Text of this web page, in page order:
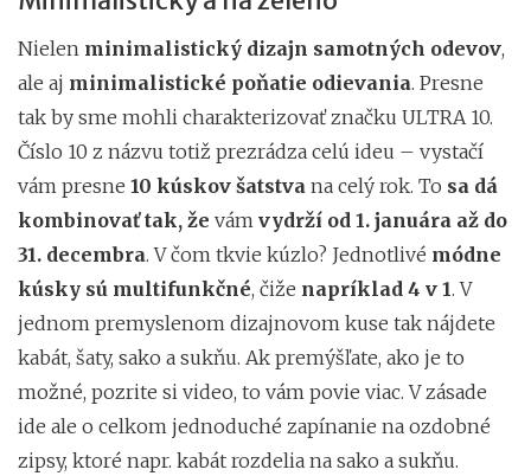
Nielen minimalistický dizajn samotných odevov,
ale aj minimalistické poňatie odievania. Presne
tak by sme mohli charakterizovať značku ULTRA 10.
Číslo 10 z názvu totiž prezrádza celú ideu – vystačí
vám presne 10 kúskov šatstva na celý rok. To sa dá
kombinovať tak, že vám vydrží od 1. januára až do
31. decembra. V čom tkvie kúzlo? Jednotlivé módne
kúsky sú multifunkčné, čiže napríklad 4 v 1. V
jednom premyslenom dizajnovom kuse tak nájdete
kabát, šaty, sako a sukňu. Ak premýšľate, ako je to
možné, pozrite si video, to vám povie viac. V zásade
ide ale o celkom jednoduché zapínanie na ozdobné
zipsy, ktoré napr. kabát rozdelia na sako a sukňu.